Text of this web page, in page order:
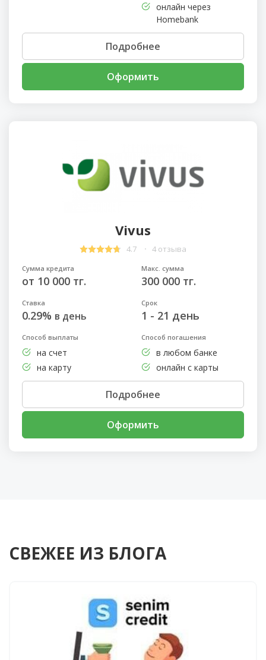
онлайн через
Homebank
Подробнее
Оформить
Vivus
4.7 4 отзыва
Сумма кредита
от 10 000 тг.
Макс. сумма
300 000 тг.
Ставка
0.29% в день
Срок
1 - 21 день
Способ выплаты
на счет
на карту
Способ погашения
в любом банке
онлайн с карты
Подробнее
Оформить
СВЕЖЕЕ ИЗ БЛОГА